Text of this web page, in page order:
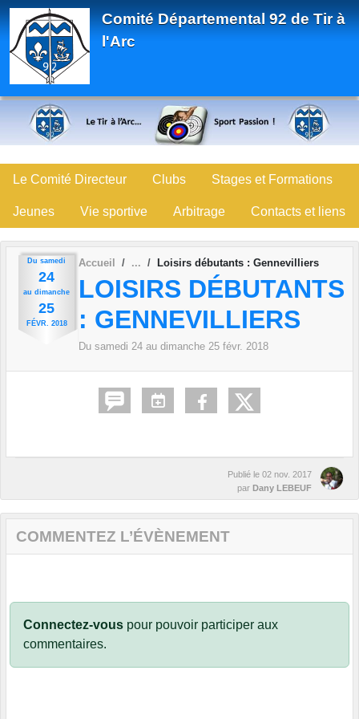
Comité Départemental 92 de Tir à
l'Arc
Le Comité Directeur Clubs Stages et Formations
Jeunes Vie sportive Arbitrage Contacts et liens
Du samedi
24
au dimanche
25
FÉVR. 2018
Accueil Loisirs débutants : Gennevilliers
LOISIRS DÉBUTANTS
: GENNEVILLIERS
Du samedi 24 au dimanche 25 févr. 2018
Publié le 02 nov. 2017
par Dany LEBEUF
COMMENTEZ L’ÉVÈNEMENT
Connectez-vous pour pouvoir participer aux
commentaires.
Panneau de gestion des cookies